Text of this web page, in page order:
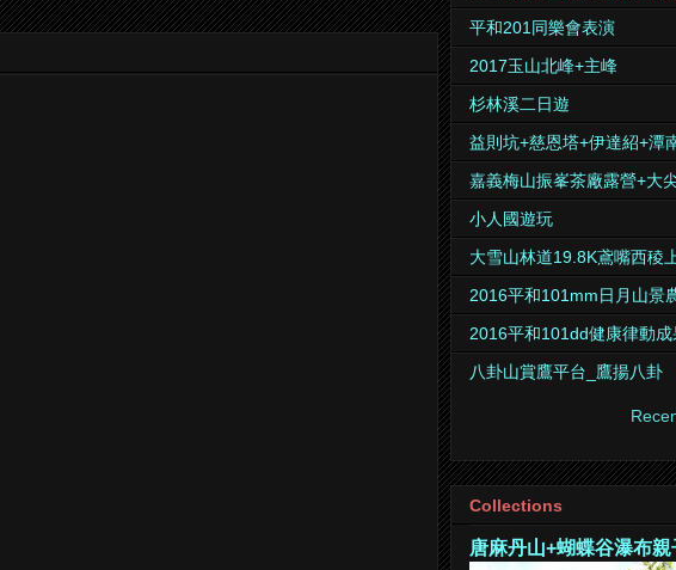
平和201同樂會表演
2017玉山北峰+主峰
杉林溪二日遊
益則坑+慈恩塔+伊達紹+潭
嘉義梅山振峯茶廠露營+大
小人國遊玩
大雪山林道19.8K鳶嘴西稜
2016平和101mm日月山景
2016平和101dd健康律動
八卦山賞鷹平台_鷹揚八卦
Collections
唐麻丹山+蝴蝶谷瀑布